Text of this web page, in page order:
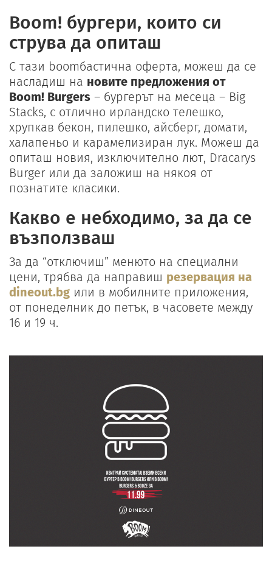
Boom! бургери, които си
струва да опиташ
С тази boomбастична оферта, можеш да се
насладиш на новите предложения от
Boom! Burgers – бургерът на месеца – Big
Stacks, с отлично ирландско телешко,
хрупкав бекон, пилешко, айсберг, домати,
халапеньо и карамелизиран лук. Можеш да
опиташ новия, изключително лют, Dracarys
Burger или да заложиш на някоя от
познатите класики.
Какво е небходимо, за да се
възползваш
За да “отключиш” менюто на специални
цени, трябва да направиш резервация на
dineout.bg или в мобилните приложения,
от понеделник до петък, в часовете между
16 и 19 ч.